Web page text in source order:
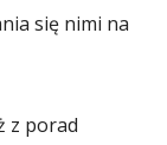
się nimi na
z porad